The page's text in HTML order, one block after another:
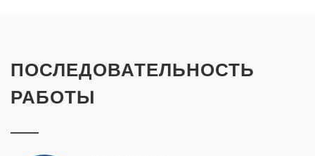
ПОСЛЕДОВАТЕЛЬНОСТЬ
РАБОТЫ